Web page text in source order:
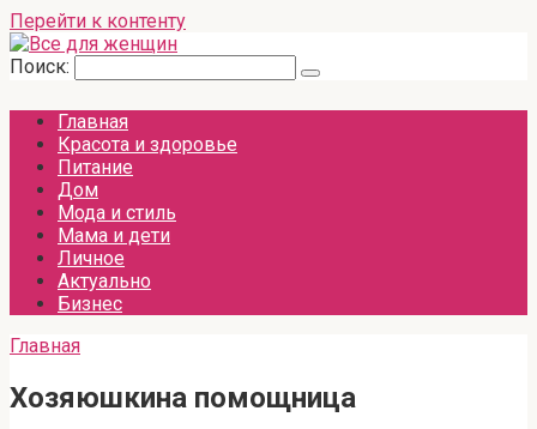
Перейти к контенту
Поиск:
Главная
Красота и здоровье
Питание
Дом
Мода и стиль
Мама и дети
Личное
Актуально
Бизнес
Главная
Хозяюшкина помощница